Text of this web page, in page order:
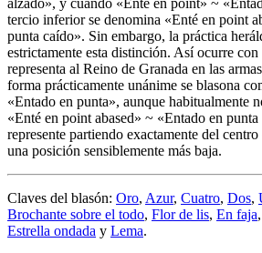
tercio inferior se denomina «Enté en point
punta caído». Sin embargo, la práctica
estrictamente esta distinción. Así ocurre con
representa al Reino de Granada en las
forma prácticamente unánime se blasona
«Entado en punta», aunque habitualmente
«Enté en point abased» ~ «Entado en punta
represente partiendo exactamente del
una posición sensiblemente más baja.
Claves del blasón: Oro, Azur, Cuatro, Dos,
Brochante sobre el todo, Flor de lis, En faja,
Estrella ondada y Lema.